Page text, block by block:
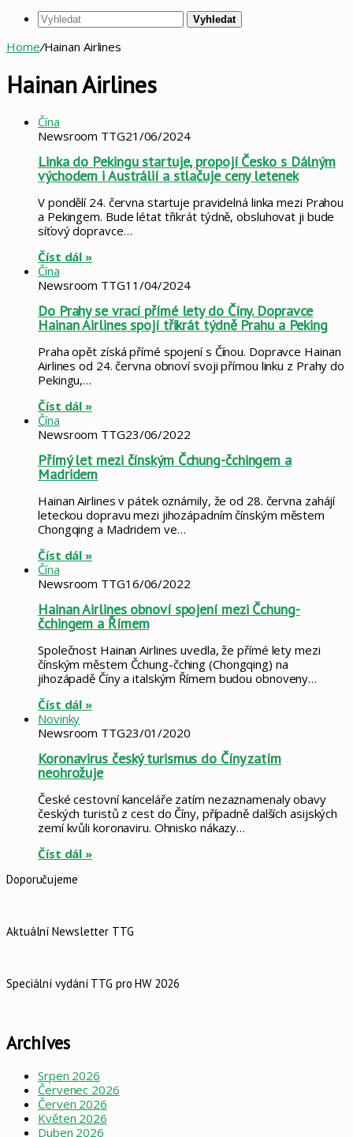
Vyhledat
Home/Hainan Airlines
Hainan Airlines
Čína
Newsroom TTG21/06/2024
Linka do Pekingu startuje, propojí Česko s Dálným
východem i Austrálií a stlačuje ceny letenek
V pondělí 24. června startuje pravidelná linka mezi Prahou
a Pekingem. Bude létat třikrát týdně, obsluhovat ji bude
síťový dopravce…
Číst dál »
Čína
Newsroom TTG11/04/2024
Do Prahy se vrací přímé lety do Číny. Dopravce
Hainan Airlines spojí třikrát týdně Prahu a Peking
Praha opět získá přímé spojení s Čínou. Dopravce Hainan
Airlines od 24. června obnoví svoji přímou linku z Prahy do
Pekingu,…
Číst dál »
Čína
Newsroom TTG23/06/2022
Přímý let mezi čínským Čchung-čchingem a
Madridem
Hainan Airlines v pátek oznámily, že od 28. června zahájí
leteckou dopravu mezi jihozápadním čínským městem
Chongqing a Madridem ve…
Číst dál »
Čína
Newsroom TTG16/06/2022
Hainan Airlines obnoví spojení mezi Čchung-
čchingem a Římem
Společnost Hainan Airlines uvedla, že přímé lety mezi
čínským městem Čchung-čching (Chongqing) na
jihozápadě Číny a italským Římem budou obnoveny…
Číst dál »
Novinky
Newsroom TTG23/01/2020
Koronavirus český turismus do Číny zatím
neohrožuje
České cestovní kanceláře zatím nezaznamenaly obavy
českých turistů z cest do Číny, případně dalších asijských
zemí kvůli koronaviru. Ohnisko nákazy…
Číst dál »
Doporučujeme
Aktuální Newsletter TTG
Speciální vydání TTG pro HW 2026
Archives
Srpen 2026
Červenec 2026
Červen 2026
Květen 2026
Duben 2026